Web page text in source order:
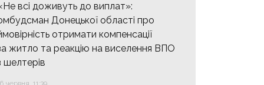
всі доживуть до виплат»:
Донецької області про
отримати компенсації
житло та реакцію на виселення ВПО
шелтерів
червня, 11:39